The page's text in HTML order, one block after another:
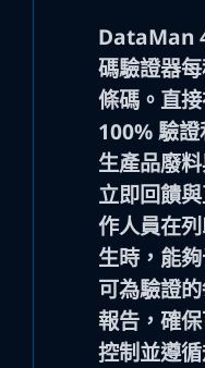
DataMan
碼驗證器
條碼。直
100% 驗
生產品廢
立即回饋
作人員在
生時，能
可為驗證
報告，確
控制並遵循